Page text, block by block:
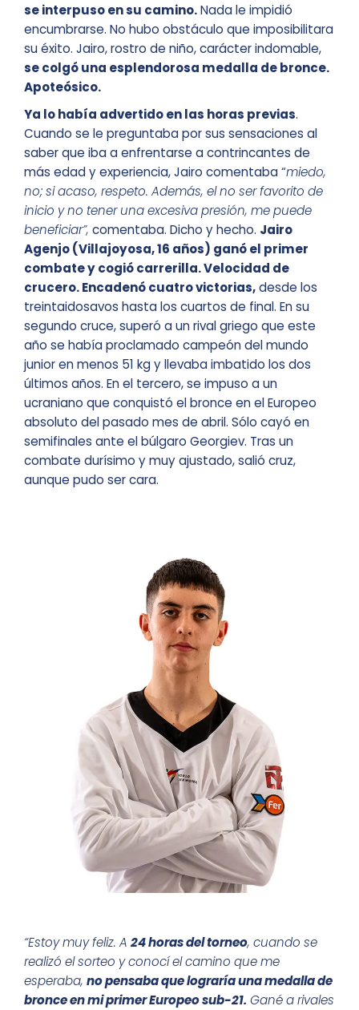
se interpuso en su camino.Nada le impidió
encumbrarse. No hubo obstáculo que imposibilitara
su éxito. Jairo, rostro de niño, carácter indomable,
se colgó una esplendorosa medalla de bronce.
Apoteósico.
Ya lo había advertido en las horas previas.
Cuando se le preguntaba por sus sensaciones al
saber que iba a enfrentarse a contrincantes de
más edad y experiencia, Jairo comentaba “miedo,
no; si acaso, respeto. Además, el no ser favorito de
inicio y no tener una excesiva presión, me puede
beneficiar”, comentaba. Dicho y hecho. Jairo
Agenjo (Villajoyosa, 16 años) ganó el primer
combate y cogió carrerilla. Velocidad de
crucero. Encadenó cuatro victorias,desde los
treintaidosavos hasta los cuartos de final. En su
segundo cruce, superó a un rival griego que este
año se había proclamado campeón del mundo
junior en menos 51 kg y llevaba imbatido los dos
últimos años. En el tercero, se impuso a un
ucraniano que conquistó el bronce en el Europeo
absoluto del pasado mes de abril. Sólo cayó en
semifinales ante el búlgaro Georgiev. Tras un
combate durísimo y muy ajustado, salió cruz,
aunque pudo ser cara.
“Estoy muy feliz. A 24 horas del torneo, cuando se
realizó el sorteo y conocí el camino que me
esperaba, no pensaba que lograría una medalla de
bronce en mi primer Europeo sub-21. Gané a rivales